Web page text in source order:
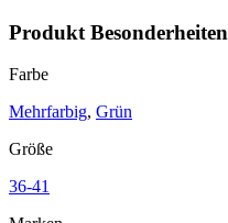
Produkt Besonderheiten
Farbe
Mehrfarbig, Grün
Größe
36-41